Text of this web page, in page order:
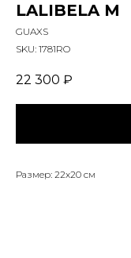
LALIBELA M
GUAXS
SKU: 1781RO
22 300 ₽
Размер: 22х20 см